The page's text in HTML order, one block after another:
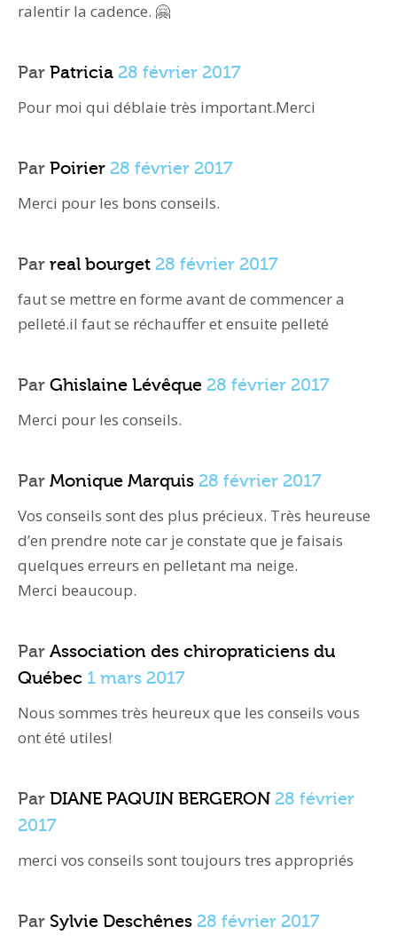
ralentir la cadence. 🤗
Par Patricia 28 février 2017
Pour moi qui déblaie très important.Merci
Par Poirier 28 février 2017
Merci pour les bons conseils.
Par real bourget 28 février 2017
faut se mettre en forme avant de commencer a
pelleté.il faut se réchauffer et ensuite pelleté
Par Ghislaine Lévêque 28 février 2017
Merci pour les conseils.
Par Monique Marquis 28 février 2017
Vos conseils sont des plus précieux. Très heureuse
d’en prendre note car je constate que je faisais
quelques erreurs en pelletant ma neige.
Merci beaucoup.
Par Association des chiropraticiens du
Québec 1 mars 2017
Nous sommes très heureux que les conseils vous
ont été utiles!
Par DIANE PAQUIN BERGERON 28 février
2017
merci vos conseils sont toujours tres appropriés
Par Sylvie Deschênes 28 février 2017